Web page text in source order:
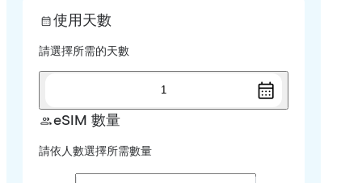
使用天數
請選擇所需的天數
1
eSIM 數量
請依人數選擇所需數量